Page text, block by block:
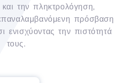
την πληκτρολόγηση,
πρόσβαση
ενισχύοντας την πιστότητά
τους.